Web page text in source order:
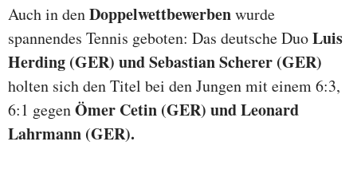
Auch in denDoppelwettbewerbenwurde
spannendes Tennis geboten: Das deutsche DuoLuis
Herding (GER) und Sebastian Scherer (GER)
holten sich den Titel bei den Jungen mit einem 6:3,
6:1 gegenÖmer Cetin (GER) und Leonard
Lahrmann (GER).